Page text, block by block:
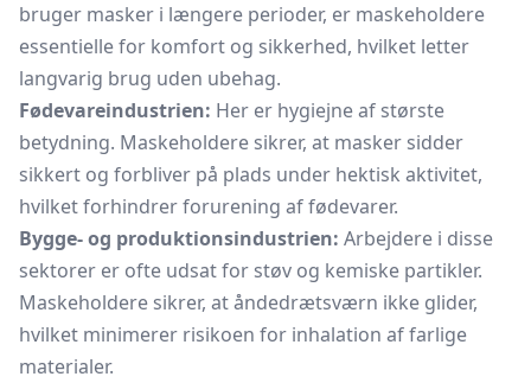
bruger masker i længere perioder, er maskeholdere
essentielle for komfort og sikkerhed, hvilket letter
langvarig brug uden ubehag.
Fødevareindustrien: Her er hygiejne af største
betydning. Maskeholdere sikrer, at masker sidder
sikkert og forbliver på plads under hektisk aktivitet,
hvilket forhindrer forurening af fødevarer.
Bygge- og produktionsindustrien: Arbejdere i disse
sektorer er ofte udsat for støv og kemiske partikler.
Maskeholdere sikrer, at åndedrætsværn ikke glider,
hvilket minimerer risikoen for inhalation af farlige
materialer.